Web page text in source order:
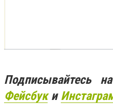
Подписывайтесь
Фейсбуки